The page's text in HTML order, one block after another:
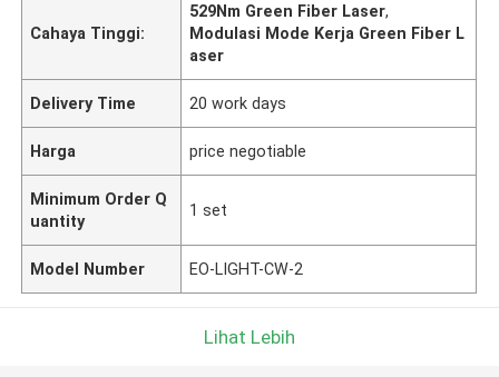
Cahaya Tinggi:
529Nm Green Fiber Laser,
Modulasi Mode Kerja Green Fiber L
aser
Delivery Time 20 work days
Harga price negotiable
Minimum Order Q
uantity
1 set
Model Number EO-LIGHT-CW-2
Lihat Lebih